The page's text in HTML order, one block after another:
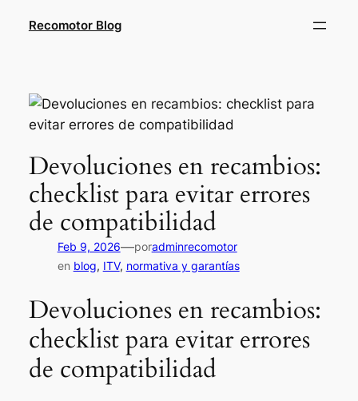
Recomotor Blog
Devoluciones en recambios:
checklist para evitar errores
de compatibilidad
Feb 9, 2026—poradminrecomotor
en blog, ITV, normativa y garantías
Devoluciones en recambios:
checklist para evitar errores
de compatibilidad